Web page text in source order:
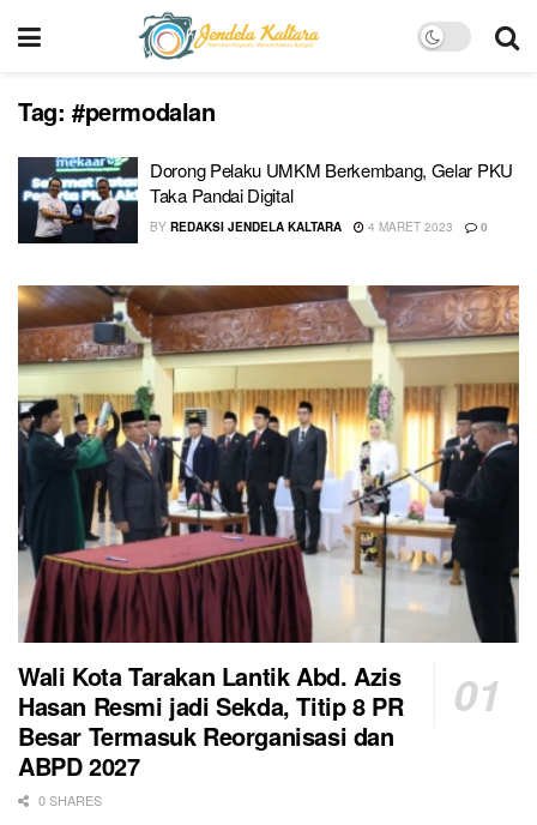
Tag: #permodalan
Dorong Pelaku UMKM Berkembang, Gelar PKU
Taka Pandai Digital
BY REDAKSI JENDELA KALTARA 4 MARET 2023 0
Wali Kota Tarakan Lantik Abd. Azis
Hasan Resmi jadi Sekda, Titip 8 PR
Besar Termasuk Reorganisasi dan
ABPD 2027
0 SHARES